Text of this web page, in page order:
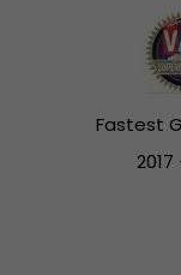
Fastest